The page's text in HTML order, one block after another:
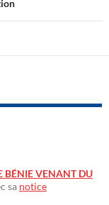
BÉNIE VENANT DU
sa notice